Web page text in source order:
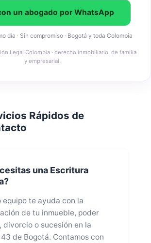
un abogado por WhatsApp
día · Sin compromiso · Bogotá y toda Colombia
Legal Colombia · derecho inmobiliario, de familia
y empresarial.
Rápidos de
una Escritura
equipo te ayuda con la
de tu inmueble, poder
divorcio o sucesión en la
de Bogotá. Contamos con